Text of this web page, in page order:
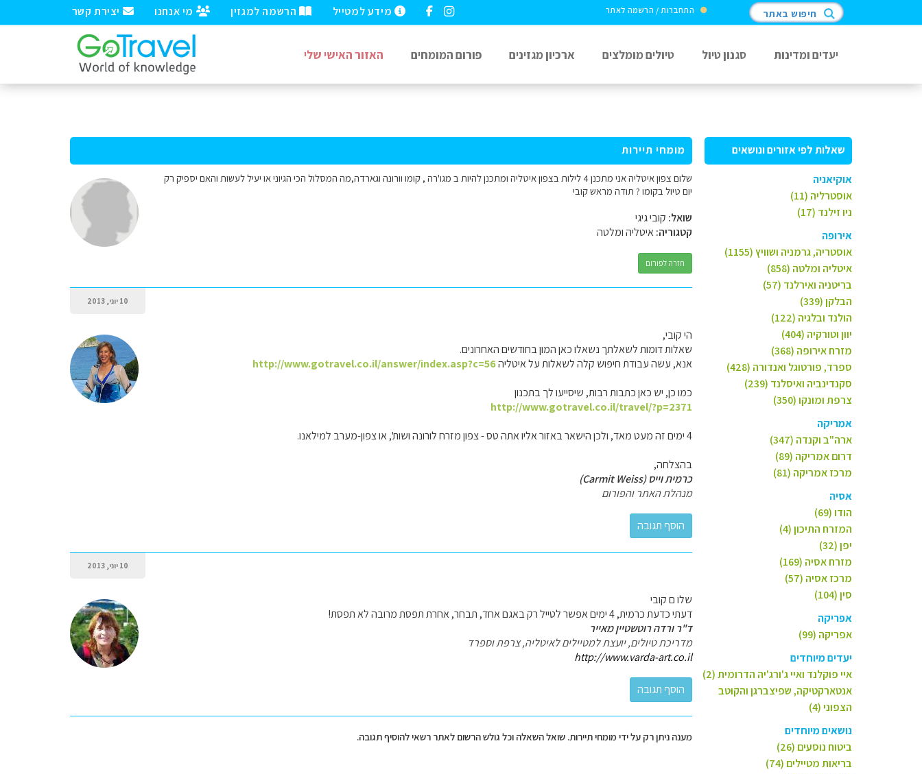
יצירת קשר מי אנחנו הרשמה למגזין מידע למטייל התחברות / הרשמה לאתר חיפוש באתר
יעדים ומדינות סגנון טיול טיולים מומלצים ארכיון מגזינים פורום המומחים האזור האישי שלי
שאלות לפי אזורים ונושאים
אוקיאניה
אוסטרליה (11)
ניו זילנד (17)
אירופה
אוסטריה, גרמניה ושוויץ (1155)
איטליה ומלטה (858)
בריטניה ואירלנד (57)
הבלקן (339)
הולנד ובלגיה (122)
יוון וטורקיה (404)
מזרח אירופה (368)
ספרד, פורטוגל ואנדורה (428)
סקנדינביה ואיסלנד (239)
צרפת ומונקו (350)
אמריקה
ארה"ב וקנדה (347)
דרום אמריקה (89)
מרכז אמריקה (81)
אסיה
הודו (69)
המזרח התיכון (4)
יפן (32)
מזרח אסיה (169)
מרכז אסיה (57)
סין (104)
אפריקה
אפריקה (99)
יעדים מיוחדים
איי פוקלנד ואיי ג'ורג'יה הדרומית (2)
אנטארקטיקה, שפיצברגן והקוטב
הצפוני (4)
נושאים מיוחדים
ביטוח נוסעים (26)
בריאות מטיילים (74)
מומחי תיירות
שלום צפון איטליה אני מתכנן 4 לילות בצפון איטליה ומתכנן להיות ב מגו'רה , קומו וורונה וגארדה,מה המסלול הכי הגיוני או יעיל לעשות והאם יספיק רק
יום טיול בקומו ? תודה מראש קובי
שואל: קובי גיגי
קטגוריה:איטליה ומלטה
חזרה לפורום
10 יוני, 2013
הי קובי,
שאלות דומות לשאלתך נשאלו כאן המון בחודשים האחרונים.
אנא, עשה עבודת חיפוש קלה לשאלות על איטליהhttp://www.gotravel.co.il/answer/index.asp?c=56
כמו כן, יש כאן כתבות רבות, שיסייעו לך בתכנון
http://www.gotravel.co.il/travel/?p=2371
4 ימים זה מעט מאד, ולכן הישאר באזור אליו אתה טס - צפון מזרח לורונה ושות', או צפון-מערב למילאנו.
בהצלחה,
כרמית וייס (Carmit Weiss)
מנהלת האתר והפורום
10 יוני, 2013
שלו ם קובי
דעתי כדעת כרמית, 4 ימים אפשר לטייל רק באגם אחד, תבחר, אחרת תפסת מרובה לא תפסת!
ד"ר ורדה רוטשטיין מאייר
מדריכת טיולים, יועצת למטיילים לאיטליה, צרפת וספרד
http://www.varda-art.co.il
מענה ניתן רק על ידי מומחי תיירות. שואל השאלה וכל גולש הרשום לאתר רשאי להוסיף תגובה.